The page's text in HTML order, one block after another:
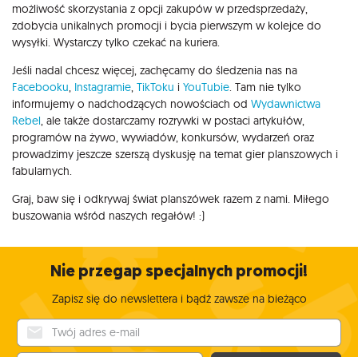
możliwość skorzystania z opcji zakupów w przedsprzedaży,
zdobycia unikalnych promocji i bycia pierwszym w kolejce do
wysyłki. Wystarczy tylko czekać na kuriera.
Jeśli nadal chcesz więcej, zachęcamy do śledzenia nas na
Facebooku Instagramie TikToku i YouTubie . Tam nie tylko
informujemy o nadchodzących nowościach od Wydawnictwa
Rebel , ale także dostarczamy rozrywki w postaci artykułów,
programów na żywo, wywiadów, konkursów, wydarzeń oraz
prowadzimy jeszcze szerszą dyskusję na temat gier planszowych i
fabularnych.
Graj, baw się i odkrywaj świat planszówek razem z nami. Miłego
buszowania wśród naszych regałów! :)
Nie przegap specjalnych promocji!
Zapisz się do newslettera i bądź zawsze na bieżąco